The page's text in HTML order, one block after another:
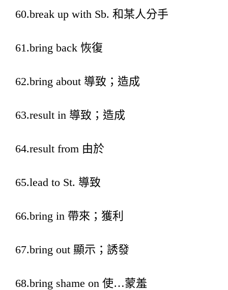
60.break up with Sb. 和某人分手
61.bring back 恢復
62.bring about 導致；造成
63.result in 導致；造成
64.result from 由於
65.lead to St. 導致
66.bring in 帶來；獲利
67.bring out 顯示；誘發
68.bring shame on 使…蒙羞